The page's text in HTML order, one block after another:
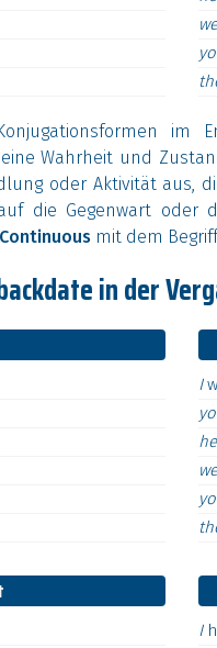
im
Wahrheit und
oder Aktivität aus,
die Gegenwart oder
mit dem
in der
I
I